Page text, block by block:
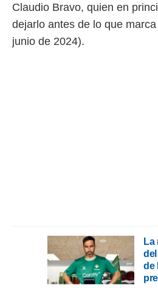
Claudio Bravo, quien en
dejarlo antes de lo que
junio de 2024).
La
de